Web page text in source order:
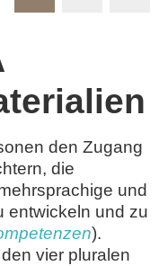
den Zugang
die
und
entwickeln und zu
).
vier pluralen